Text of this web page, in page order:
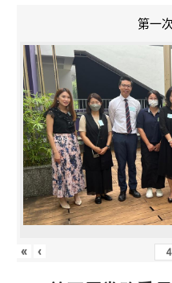
第一
« ‹